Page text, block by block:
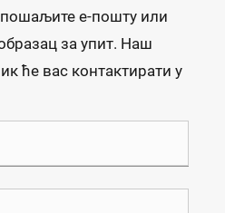
е-пошту или
за упит. Наш
ће вас контактирати у